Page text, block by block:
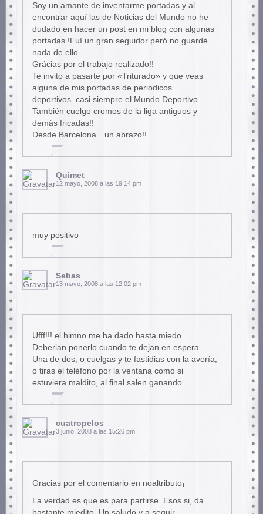
Soy un amante de inventarme portadas y al
encontrar aquí las de Noticias del Mundo no he
dudado en hacer un post en mi blog con algunas
portadas.!Fuí un gran seguidor peró no guardé
nada de ello.
Grácias por el trabajo realizado!!
Te invito a pasarte por «Triturado» y que veas
alguna de mis portadas de periodicos
deportivos..casi siempre el Mundo Deportivo.
También cuelgo cromos de la liga antiguos y
demás fricadas!!
Desde Barcelona…un abrazo!!
Quimet
12 mayo, 2008 a las 19:14 pm
muy positivo
Sebas
13 mayo, 2008 a las 12:02 pm
Ufff!!! el himno me ha dado hasta miedo.
Deberian ponerlo cuando te dejan en espera.
Una de dos, o cuelgas y te fastidias con la avería,
o tiras el teléfono por la ventana como si
estuviera maldito, al final salen ganando.
cuatropelos
3 junio, 2008 a las 15:26 pm
Gracias por el comentario en noaltributo¡
La verdad es que es para partirse. Esos si, da